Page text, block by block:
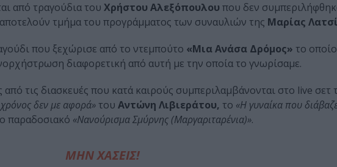
από τραγούδια του Χρήστου Αλεξόπουλου που δεν
τμήμα του προγράμματος των συναυλιών της Μαρίας
που ξεχώρισε από το ντεμπούτο «Μια Ανάσα Δρόμος» το οποίο
διαφορετική από αυτή με την οποία το γνωρίσαμε.
από τις διασκευές που κατά καιρούς συμπεριλαμβάνονται στο live σετ
δεν με αφορά» του Αντώνη Λιβιεράτου, το «Η γυναίκα που
παραδοσιακό «Νανούρισμα Σμύρνης (Μαργαριταρένια)».
ΜΗΝ ΧΑΣΕΙΣ!